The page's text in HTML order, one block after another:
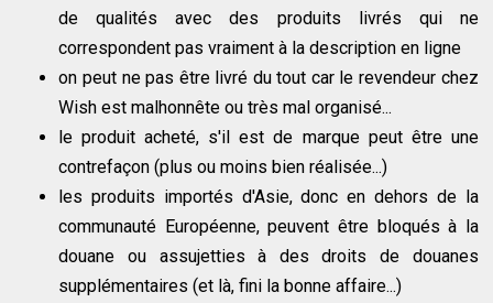
de qualités avec des produits livrés qui ne
correspondent pas vraiment à la description en ligne
on peut ne pas être livré du tout car le revendeur chez
Wish est malhonnête ou très mal organisé...
le produit acheté, s'il est de marque peut être une
contrefaçon (plus ou moins bien réalisée...)
les produits importés d'Asie, donc en dehors de la
communauté Européenne, peuvent être bloqués à la
douane ou assujetties à des droits de douanes
supplémentaires (et là, fini la bonne affaire...)